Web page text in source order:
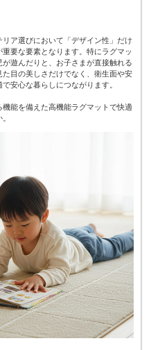
ア選びにおいて「デザイン性」だけ
要な要素となります。特にラグマッ
遊んだりと、お子さまが直接触れる
目の美しさだけでなく、衛生面や安
安心な暮らしにつながります。
能を備えた高機能ラグマットで快適